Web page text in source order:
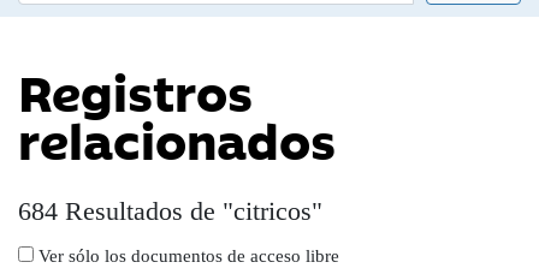
Registros
relacionados
684 Resultados de "citricos"
Ver sólo los documentos de acceso libre